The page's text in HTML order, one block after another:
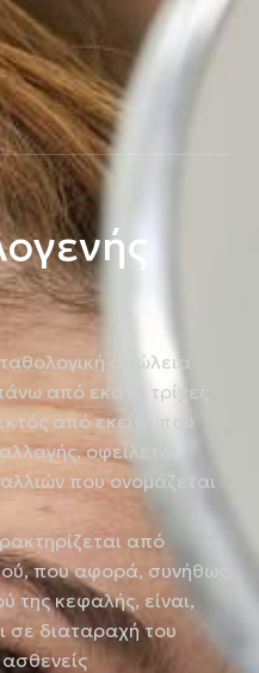
απώλεια
από εκατό τρίχες
από εκείνη που
οφείλεται
που ονομάζεται
από
που αφορά, συνήθως,
της κεφαλής, είναι,
σε διαταραχή του